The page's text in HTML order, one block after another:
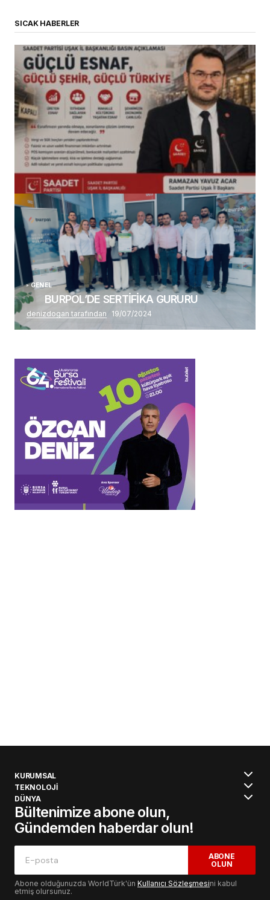
SICAK HABERLER
(başlıksız)
Alaattin Karahan tarafından 14/07/2026
GENEL
BURPOL’DE SERTİFİKA GURURU
denizdogan tarafından 19/07/2024
KURUMSAL
TEKNOLOJİ
DÜNYA
Bültenimize abone olun,
Gündemden haberdar olun!
ABONE
OLUN
Abone olduğunuzda WorldTürk'ün Kullanıcı Sözleşmesini kabul
etmiş olursunuz.